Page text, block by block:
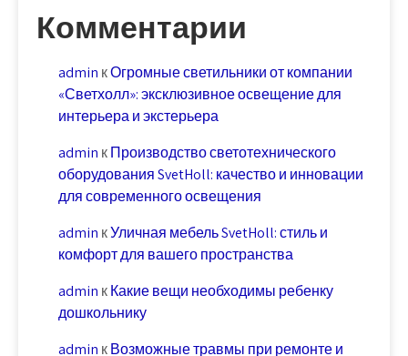
Комментарии
admin кОгромные светильники от компании
«Светхолл»: эксклюзивное освещение для
интерьера и экстерьера
admin кПроизводство светотехнического
оборудования SvetHoll: качество и инновации
для современного освещения
admin кУличная мебель SvetHoll: стиль и
комфорт для вашего пространства
admin кКакие вещи необходимы ребенку
дошкольнику
admin кВозможные травмы при ремонте и